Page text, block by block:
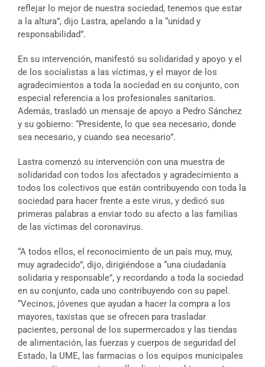
reflejar lo mejor de nuestra sociedad, tenemos que estar
a la altura”, dijo Lastra, apelando a la “unidad y
responsabilidad”.
En su intervención, manifestó su solidaridad y apoyo y el
de los socialistas a las víctimas, y el mayor de los
agradecimientos a toda la sociedad en su conjunto, con
especial referencia a los profesionales sanitarios.
Además, trasladó un mensaje de apoyo a Pedro Sánchez
y su gobierno: “Presidente, lo que sea necesario, donde
sea necesario, y cuando sea necesario”.
Lastra comenzó su intervención con una muestra de
solidaridad con todos los afectados y agradecimiento a
todos los colectivos que están contribuyendo con toda la
sociedad para hacer frente a este virus, y dedicó sus
primeras palabras a enviar todo su afecto a las familias
de las víctimas del coronavirus.
“A todos ellos, el reconocimiento de un país muy, muy,
muy agradecido”, dijo, dirigiéndose a “una ciudadanía
solidaria y responsable”, y recordando a toda la sociedad
en su conjunto, cada uno contribuyendo con su papel.
“Vecinos, jóvenes que ayudan a hacer la compra a los
mayores, taxistas que se ofrecen para trasladar
pacientes, personal de los supermercados y las tiendas
de alimentación, las fuerzas y cuerpos de seguridad del
Estado, la UME, las farmacias o los equipos municipales